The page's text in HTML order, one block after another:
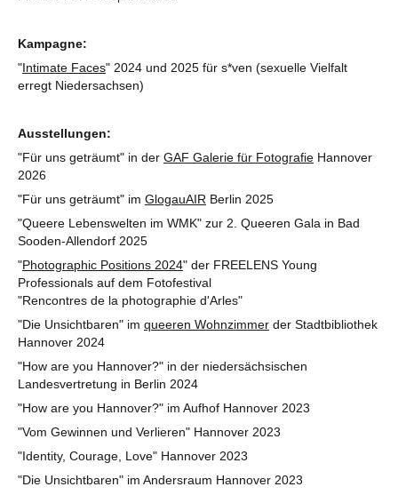
Kampagne:
"Intimate Faces" 2024 und 2025 für s*ven (sexuelle Vielfalt
erregt Niedersachsen)
Ausstellungen:
"Für uns geträumt" in der GAF Galerie für Fotografie Hannover
2026
"Für uns geträumt" im GlogauAIR Berlin 2025
"Queere Lebenswelten im WMK" zur 2. Queeren Gala in Bad
Sooden-Allendorf 2025
"Photographic Positions 2024" der FREELENS Young
Professionals auf dem Fotofestival
"Rencontres de la photographie d'Arles"
"Die Unsichtbaren" im queeren Wohnzimmer der Stadtbibliothek
Hannover 2024
"How are you Hannover?" in der niedersächsischen
Landesvertretung in Berlin 2024
"How are you Hannover?" im Aufhof Hannover 2023
"Vom Gewinnen und Verlieren" Hannover 2023
"Identity, Courage, Love" Hannover 2023
"Die Unsichtbaren" im Andersraum Hannover 2023